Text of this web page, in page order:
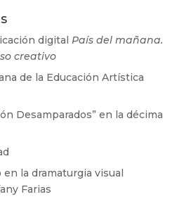
digital País del mañana.
creativo
de la Educación Artística
Desamparados” en la décima
la dramaturgia visual
Farias